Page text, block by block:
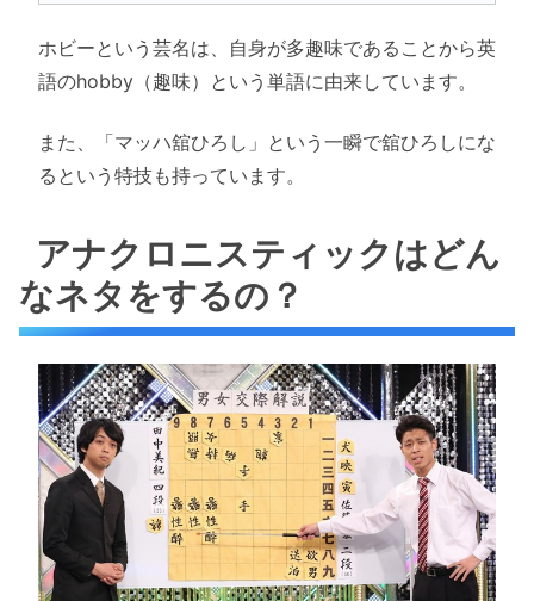
ホビーという芸名は、自身が多趣味であることから英
語のhobby（趣味）という単語に由来しています。
また、「マッハ舘ひろし」という一瞬で舘ひろしにな
るという特技も持っています。
アナクロニスティックはどん
なネタをするの？